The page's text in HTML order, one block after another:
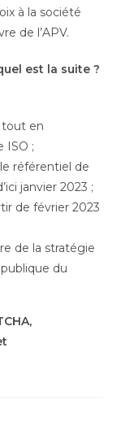
à la société
de l’APV.
est la suite ?
tout en
ISO ;
référentiel de
janvier 2023 ;
de février 2023
de la stratégie
du